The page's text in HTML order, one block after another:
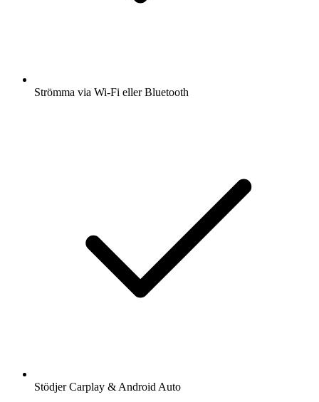
Strömma via Wi-Fi eller Bluetooth
Stödjer Carplay & Android Auto